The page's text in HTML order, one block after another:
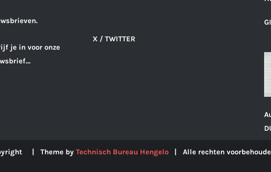
je in voor onze
X / TWITTER
| Theme by Technisch Bureau Hengelo | Alle rechten